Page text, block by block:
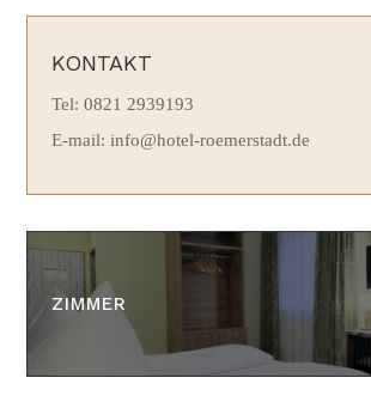
KONTAKT
Tel: 0821 2939193
E-mail: info@hotel-roemerstadt.de
ZIMMER